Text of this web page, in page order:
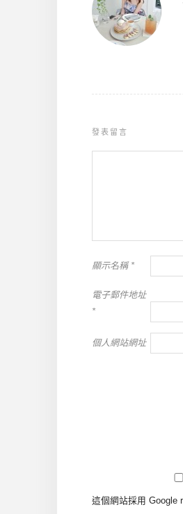
發表留言
顯示名稱 *
電子郵件地址
*
個人網站網址
這個網站採用 Google